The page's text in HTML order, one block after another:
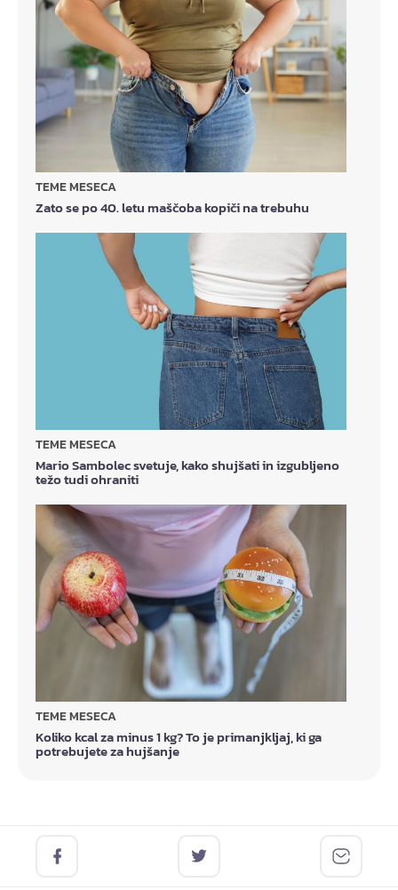
TEME MESECA
Zato se po 40. letu maščoba kopiči na trebuhu
TEME MESECA
Mario Sambolec svetuje, kako shujšati in izgubljeno
težo tudi ohraniti
TEME MESECA
Koliko kcal za minus 1 kg? To je primanjkljaj, ki ga
potrebujete za hujšanje